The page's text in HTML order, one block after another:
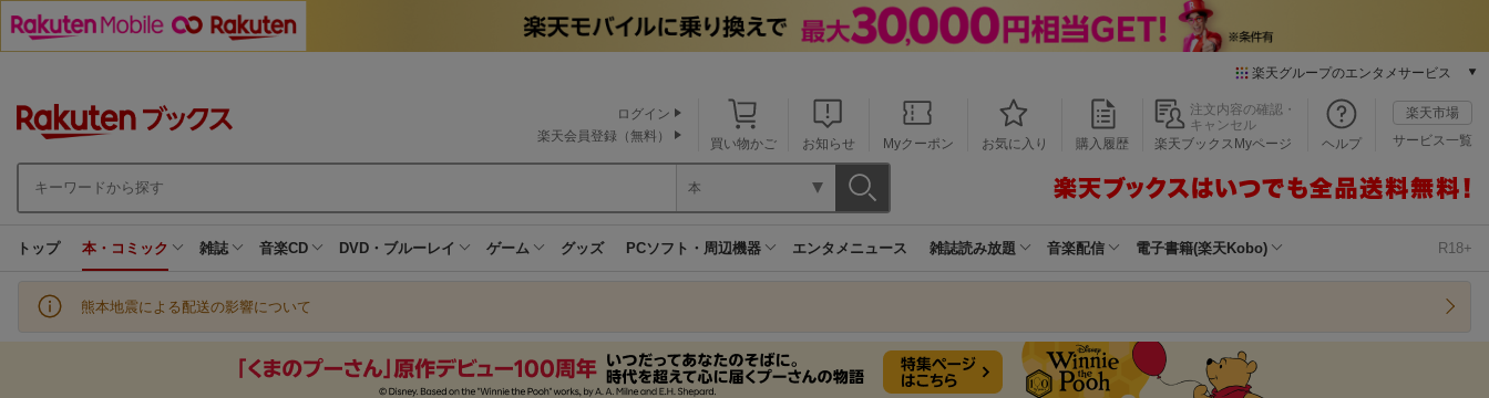
楽天グループのエンタメサービス
本/ゲーム/CD/DVD
楽天ブックス
楽天Kobo
買い物かご お知らせ Myクーポン お気に入り 購入履歴
注文内容の確認・
キャンセル
楽天ブックスMyページ
ヘルプ
楽天市場
サービス一覧
ログイン
楽天会員登録（無料）
本
トップ 本・コミック 雑誌 音楽CD DVD・ブルーレイ ゲーム グッズ PCソフト・周辺機器 エンタメニュース 雑誌読み放題 音楽配信 電子書籍(楽天Kobo) R18+
熊本地震による配送の影響について